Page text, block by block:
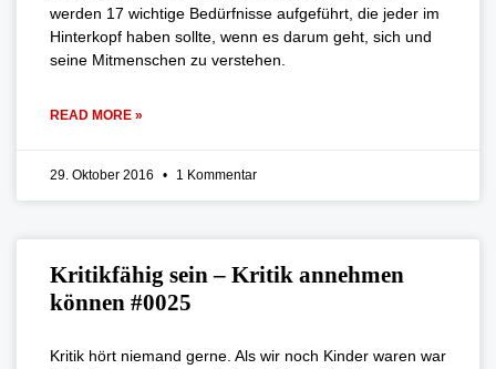
werden 17 wichtige Bedürfnisse aufgeführt, die jeder im
Hinterkopf haben sollte, wenn es darum geht, sich und
seine Mitmenschen zu verstehen.
READ MORE »
29. Oktober 2016 1 Kommentar
Kritikfähig sein – Kritik annehmen
können #0025
Kritik hört niemand gerne. Als wir noch Kinder waren war